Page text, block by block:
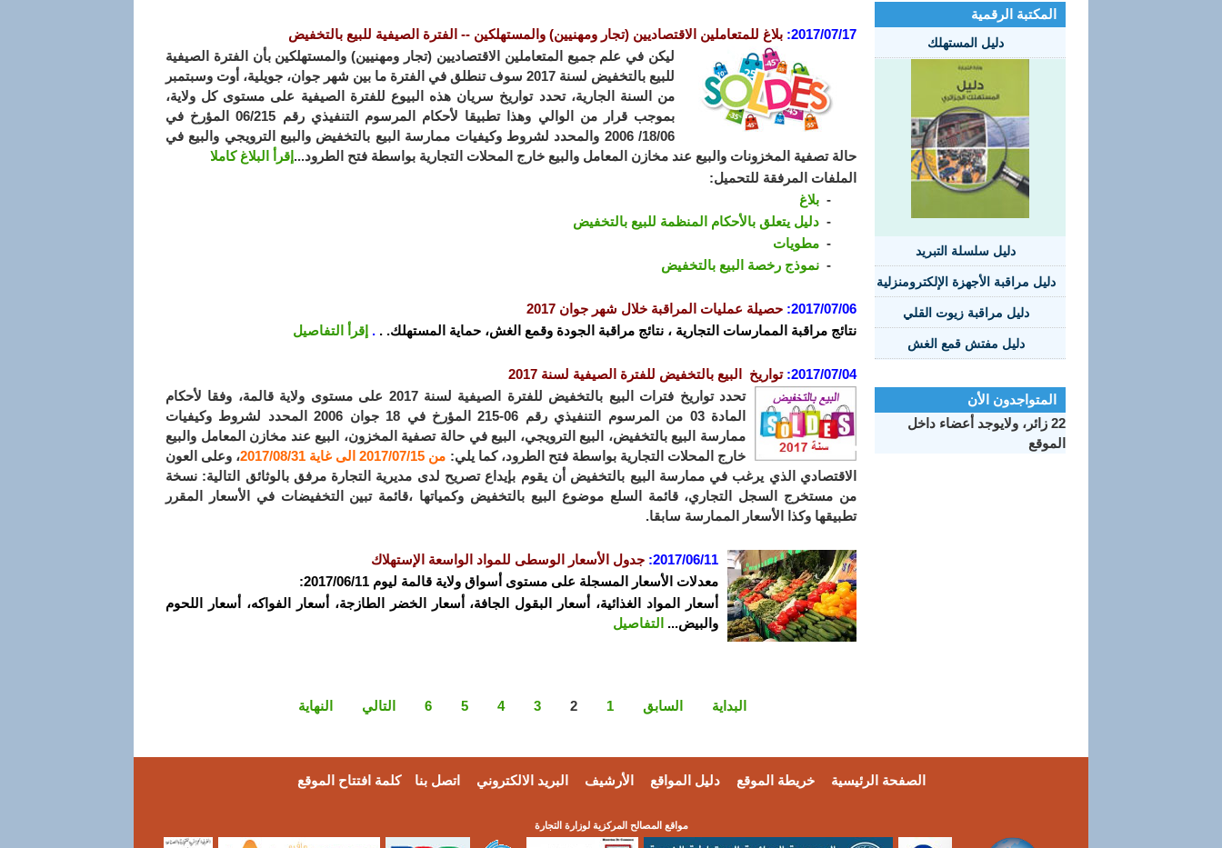
المكتبة الرقمية
دليل المستهلك
دليل سلسلة التبريد
دليل مراقبة الأجهزة الإلكترومنزلية
دليل مراقبة زيوت القلي
دليل مفتش قمع الغش
المتواجدون الأن
22 زائر، ولايوجد أعضاء داخل
الموقع
2017/07/17: بلاغ للمتعاملين الاقتصاديين (تجار ومهنيين) والمستهلكين -- الفترة الصيفية للبيع بالتخفيض
ليكن في علم جميع المتعاملين الاقتصاديين (تجار ومهنيين) والمستهلكين بأن الفترة الصيفية
للبيع بالتخفيض لسنة 2017 سوف تنطلق في الفترة ما بين شهر جوان، جويلية، أوت وسبتمبر
من السنة الجارية، تحدد تواريخ سريان هذه البيوع للفترة الصيفية على مستوى كل ولاية،
بموجب قرار من الوالي وهذا تطبيقا لأحكام المرسوم التنفيذي رقم 06/215 المؤرخ في
18/06/ 2006 والمحدد لشروط وكيفيات ممارسة البيع بالتخفيض والبيع الترويجي والبيع في
حالة تصفية المخزونات والبيع عند مخازن المعامل والبيع خارج المحلات التجارية بواسطة فتح الطرود... إقرأ البلاغ كاملا
الملفات المرفقة للتحميل:
- بلاغ
- دليل يتعلق بالأحكام المنظمة للبيع بالتخفيض
- مطويات
- نموذج رخصة البيع بالتخفيض
2017/07/06: حصيلة عمليات المراقبة خلال شهر جوان 2017
نتائج مراقبة الممارسات التجارية ، نتائج مراقبة الجودة وقمع الغش، حماية المستهلك. . . إقرأ التفاصيل
2017/07/04: تواريخ البيع بالتخفيض للفترة الصيفية لسنة 2017
تحدد تواريخ فترات البيع بالتخفيض للفترة الصيفية لسنة 2017 على مستوى ولاية قالمة، وفقا لأحكام
المادة 03 من المرسوم التنفيذي رقم 06-215 المؤرخ في 18 جوان 2006 المحدد لشروط وكيفيات
ممارسة البيع بالتخفيض، البيع الترويجي، البيع في حالة تصفية المخزون، البيع عند مخازن المعامل والبيع
خارج المحلات التجارية بواسطة فتح الطرود، كما يلي: من 2017/07/15 الى غاية 2017/08/31
، وعلى العون
الاقتصادي الذي يرغب في ممارسة البيع بالتخفيض أن يقوم بإيداع تصريح لدى مديرية التجارة مرفق بالوثائق التالية: نسخة
من مستخرج السجل التجاري، قائمة السلع موضوع البيع بالتخفيض وكمياتها ،قائمة تبين التخفيضات في الأسعار المقرر
تطبيقها وكذا الأسعار الممارسة سابقا.
2017/06/11: جدول الأسعار الوسطى للمواد الواسعة الإستهلاك
معدلات الأسعار المسجلة على مستوى أسواق ولاية قالمة ليوم 2017/06/11:
أسعار المواد الغذائية، أسعار البقول الجافة، أسعار الخضر الطازجة، أسعار الفواكه، أسعار اللحوم
والبيض... التفاصيل
البداية السابق 1
2
3
4
5
6 التالي النهاية
الصفحة الرئيسية خريطة الموقع دليل المواقع الأرشيف البريد الالكتروني اتصل بنا كلمة افتتاح الموقع
مواقع المصالح المركزية لوزارة التجارة